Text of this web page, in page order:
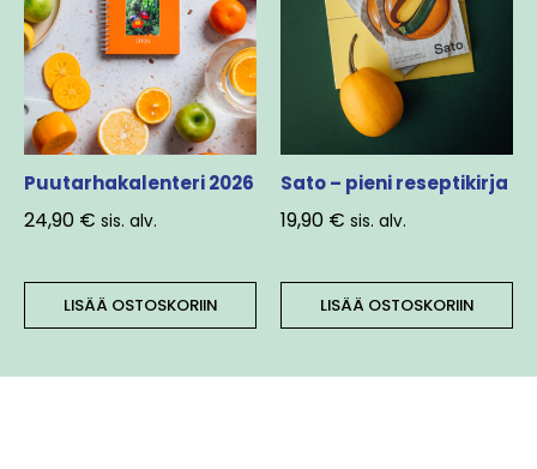
Puutarhakalenteri 2026
24,90 € sis. alv.
LISÄÄ OSTOSKORIIN
Sato – pieni reseptikirja
19,90 € sis. alv.
LISÄÄ OSTOSKORIIN